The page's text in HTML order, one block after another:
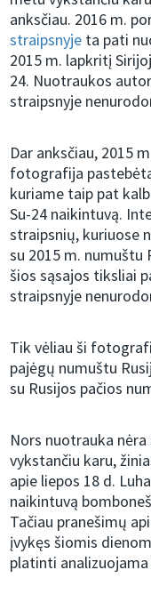
anksčiau. 2016 m.
straipsnyje ta pati
2015 m. lapkritį
24. Nuotraukos
straipsnyje
Dar anksčiau, 2015
fotografija
kuriame taip pat
Su-24 naikintuvą.
straipsnių, kuriuose
su 2015 m. numuštu
šios sąsajos tiksliai
straipsnyje
Tik vėliau ši
pajėgų numuštu
su Rusijos pačios
Nors nuotrauka
vykstančiu karu,
apie liepos 18 d.
naikintuvą
Tačiau pranešimų
įvykęs šiomis
platinti